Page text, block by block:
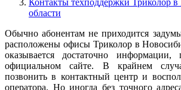
области
Обычно абонентам не приходится
расположены офисы Триколор в
оказывается достаточно информации,
официальном сайте. В крайнем
позвонить в контактный центр и
оператора. Но иногда без точного